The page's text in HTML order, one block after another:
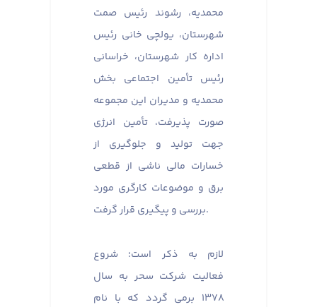
محمدیه، رشوند رئیس صمت
شهرستان، یولچی خانی رئیس
اداره کار شهرستان، خراسانی
رئیس تأمین اجتماعی بخش
محمدیه و مدیران این مجموعه
صورت پذیرفت، تأمین انرژی
جهت تولید و جلوگیری از
خسارات مالی ناشی از قطعی
برق و موضوعات کارگری مورد
بررسی و پیگیری قرار گرفت.
لازم به ذکر است؛ شروع
فعالیت شرکت سحر به سال
۱۳۷۸ برمی گردد که با نام